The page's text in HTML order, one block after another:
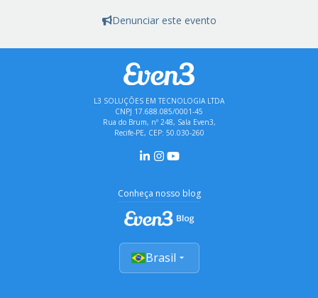
Denunciar este evento
L3 SOLUÇÕES EM TECNOLOGIA LTDA
CNPJ 17.688.085/0001-45
Rua do Brum, nº 248, Sala Even3,
Recife-PE, CEP: 50.030-260
Conheça nosso blog
Brasil